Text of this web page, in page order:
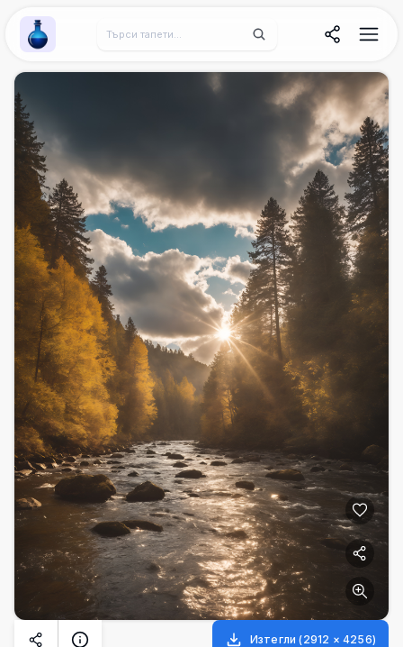
Wallpaper Alchemy
Изтегли (2912 × 4256)